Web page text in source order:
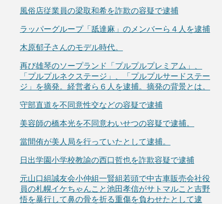
風俗店従業員の梁取和希を詐欺の容疑で逮捕
ラッパーグループ「舐達麻」のメンバーら４人を逮捕
木原郁子さんのモデル時代。
再び雄琴のソープランド「プルプルプレミアム」、
「プルプルネクステージ」、「プルプルサードステー
ジ」を摘発。経営者ら６人を逮捕。摘発の背景とは。
守部直道を不同意性交などの容疑で逮捕
美容師の橋本光を不同意わいせつの容疑で逮捕。
當間侑が美人局を行っていたとして逮捕。
日出学園小学校教諭の西口哲也を詐欺容疑で逮捕
元山口組誠友会小仲組一賢組若頭で中古車販売会社役
員の札幌イケちゃんこと池田孝信がサトマルこと吉野
悟を暴行して鼻の骨を折る重傷を負わせたとして逮